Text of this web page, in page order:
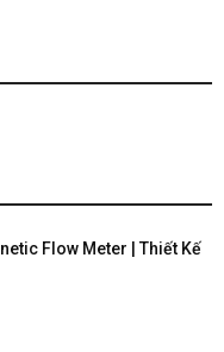
Flow Meter | Thiết Kế